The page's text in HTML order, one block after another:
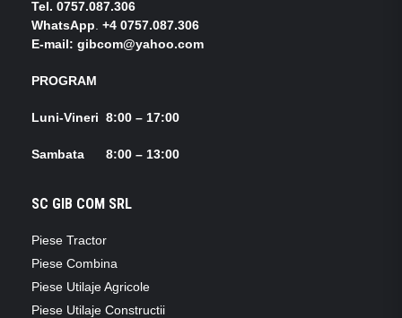
Tel. 0757.087.306
WhatsApp +4 0757.087.306
E-mail: gibcom@yahoo.com
PROGRAM
Luni-Vineri 8:00 – 17:00
Sambata 8:00 – 13:00
SC GIB COM SRL
Piese Tractor
Piese Combina
Piese Utilaje Agricole
Piese Utilaje Constructii